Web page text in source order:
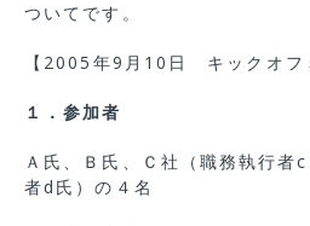
ついてです。
【2005年9月10日 キックオフ
１．参加者
Ａ氏、Ｂ氏、Ｃ社（職務執行者
者d氏）の４名